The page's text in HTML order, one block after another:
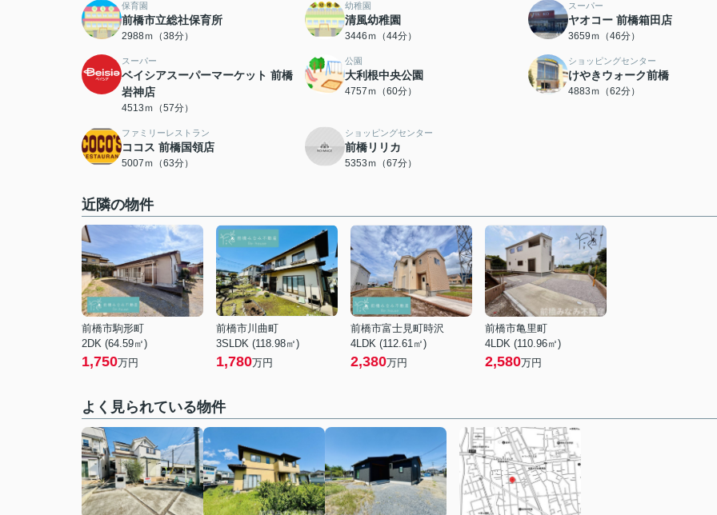
保育園
前橋市立総社保育所
2988ｍ（38分）
幼稚園
清風幼稚園
3446ｍ（44分）
スーパー
ヤオコー 前橋箱田店
3659ｍ（46分）
スーパー
ベイシアスーパーマーケット 前橋
岩神店
4513ｍ（57分）
公園
大利根中央公園
4757ｍ（60分）
ショッピングセンター
けやきウォーク前橋
4883ｍ（62分）
ファミリーレストラン
ココス 前橋国領店
5007ｍ（63分）
ショッピングセンター
前橋リリカ
5353ｍ（67分）
近隣の物件
前橋市駒形町
2DK (64.59㎡)
1,750万円
前橋市川曲町
3SLDK (118.98㎡)
1,780万円
前橋市富士見町時沢
4LDK (112.61㎡)
2,380万円
前橋市亀里町
4LDK (110.96㎡)
2,580万円
よく見られている物件